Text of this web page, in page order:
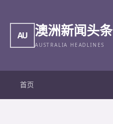
AU 澳洲新闻头条
AUSTRALIA HEADLINES
首页